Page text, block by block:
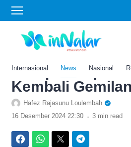
Internasional News Nasional
Home›News
Prediksi
Lester di Piala
Harap-Harap
Kembali
Hafez Rajasunu Loulembah
16 Desember 2024 22:30 . 3 min read